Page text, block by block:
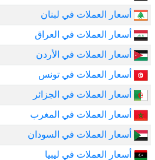
أسعار العملات في لبنان
أسعار العملات في العراق
أسعار العملات في الأردن
أسعار العملات في تونس
أسعار العملات في الجزائر
أسعار العملات في المغرب
أسعار العملات في السودان
أسعار العملات في ليبيا